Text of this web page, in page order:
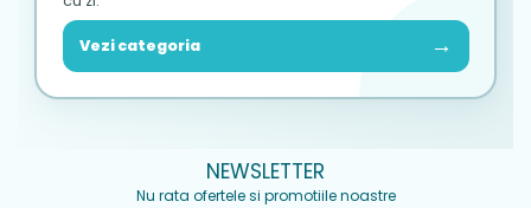
Vezi categoria →
NEWSLETTER
Nu rata ofertele si promotiile noastre